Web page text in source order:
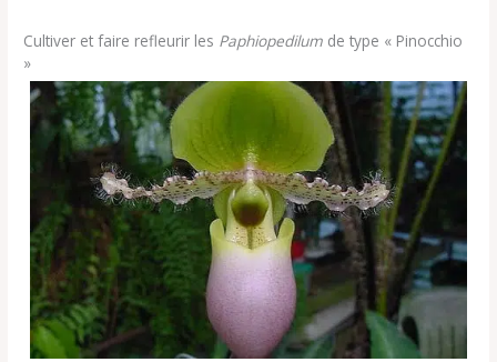
Cultiver et faire refleurir les Paphiopedilum de type « Pinocchio
»